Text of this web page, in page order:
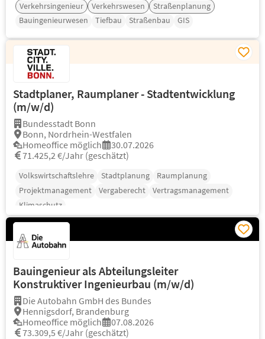
Verkehrsingenieur Verkehrswesen
Straßenplanung
Bauingenieurwesen
Tiefbau Straßenbau GIS
Stadtplaner, Raumplaner - Stadtentwicklung
(m/w/d)
Bundesstadt Bonn
Bonn, Nordrhein-Westfalen
Homeoffice möglich
30.07.2026
71.425,2 €/Jahr (geschätzt)
Volkswirtschaftslehre Stadtplanung
Raumplanung
Projektmanagement
Vergaberecht
Vertragsmanagement
Klimaschutz
Bauingenieur als Abteilungsleiter
Konstruktiver Ingenieurbau (m/w/d)
Die Autobahn GmbH des Bundes
Hennigsdorf, Brandenburg
Homeoffice möglich
07.08.2026
73.309,5 €/Jahr (geschätzt)